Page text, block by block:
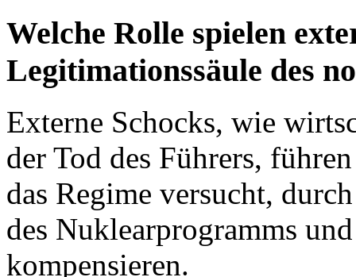
Welche Rolle spielen
Legitimationssäule des
Externe Schocks, wie
der Tod des Führers,
das Regime versucht,
des Nuklearprogramms
kompensieren.